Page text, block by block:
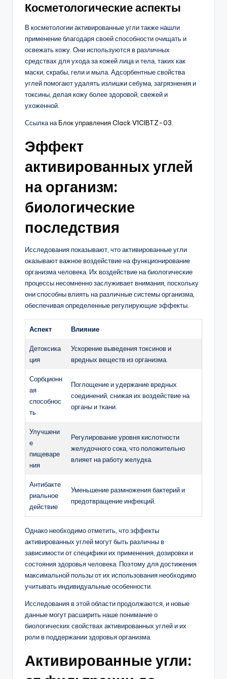
Косметологические аспекты
В косметологии активированные угли также нашли
применение благодаря своей способности очищать и
освежать кожу. Они используются в различных
средствах для ухода за кожей лица и тела, таких как
маски, скрабы, гели и мыла. Адсорбентные свойства
углей помогают удалять излишки себума, загрязнения и
токсины, делая кожу более здоровой, свежей и
ухоженной.
Ссылка на Блок управления Clack V1CIBTZ-03
Эффект
активированных углей
на организм:
биологические
последствия
Исследования показывают, что активированные угли
оказывают важное воздействие на функционирование
организма человека. Их воздействие на биологические
процессы несомненно заслуживает внимания, поскольку
они способны влиять на различные системы организма,
обеспечивая определенные регулирующие эффекты.
Аспект Влияние
Детоксика
ция
Ускорение выведения токсинов и
вредных веществ из организма.
Сорбционн
ая
способнос
ть
Поглощение и удержание вредных
соединений, снижая их воздействие на
органы и ткани.
Улучшени
е
пищеваре
ния
Регулирование уровня кислотности
желудочного сока, что положительно
влияет на работу желудка.
Антибакте
риальное
действие
Уменьшение размножения бактерий и
предотвращение инфекций.
Однако необходимо отметить, что эффекты
активированных углей могут быть различны в
зависимости от специфики их применения, дозировки и
состояния здоровья человека. Поэтому для достижения
максимальной пользы от их использования необходимо
учитывать индивидуальные особенности.
Исследования в этой области продолжаются, и новые
данные могут расширить наше понимание о
биологических свойствах активированных углей и их
роли в поддержании здоровья организма.
Активированные угли: